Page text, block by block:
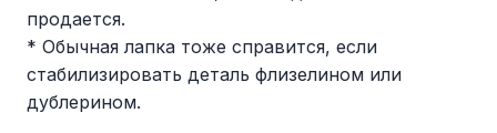
продается.
* Обычная лапка тоже справится, если
стабилизировать деталь флизелином или
дублерином.